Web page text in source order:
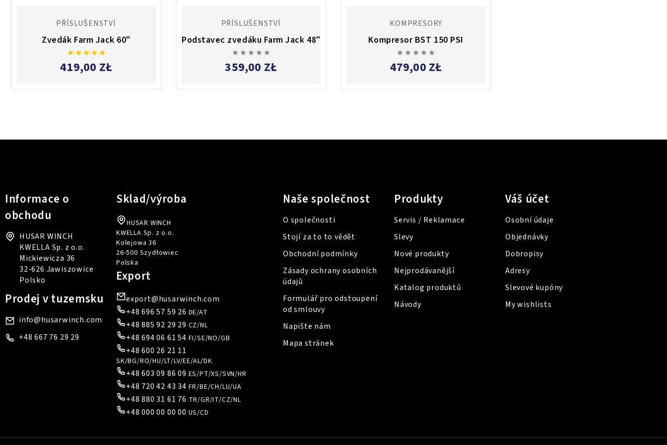
PŘÍSLUŠENSTVÍ
Zvedák Farm Jack 60"
    
419,00 ZŁ
PŘÍSLUŠENSTVÍ
Podstavec zvedáku Farm Jack 48"
    
359,00 ZŁ
KOMPRESORY
Kompresor BST 150 PSI
    
479,00 ZŁ
Informace o
obchodu
HUSAR WINCH
KWELLA Sp. z o.o.
Mickiewicza 36
32-626 Jawiszowice
Polsko
Prodej v tuzemsku
info@husarwinch.com
+48 667 76 29 29
Sklad/výroba
HUSAR WINCH
KWELLA Sp. z o.o.
Kolejowa 36
26-500 Szydłowiec
Polska
Export
export@husarwinch.com
+48 696 57 59 26 DE/AT
+48 885 92 29 29 CZ/NL
+48 694 06 61 54 FI/SE/NO/GB
+48 600 26 21 11
SK/BG/RO/HU/LT/LV/EE/AL/DK
+48 603 09 86 09 ES/PT/XS/SVN/HR
+48 720 42 43 34 FR/BE/CH/LU/UA
+48 880 31 61 76 TR/GR/IT/CZ/NL
+48 000 00 00 00 US/CD
Naše společnost
O společnosti
Stojí za to to vědět
Obchodní podmínky
Zásady ochrany osobních
údajů
Formulář pro odstoupení
od smlouvy
Napište nám
Mapa stránek
Produkty
Servis / Reklamace
Slevy
Nové produkty
Nejprodávanější
Katalog produktů
Návody
Váš účet
Osobní údaje
Objednávky
Dobropisy
Adresy
Slevové kupóny
My wishlists